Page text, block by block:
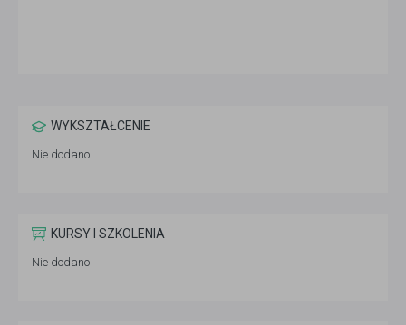
WYKSZTAŁCENIE
Nie dodano
KURSY I SZKOLENIA
Nie dodano